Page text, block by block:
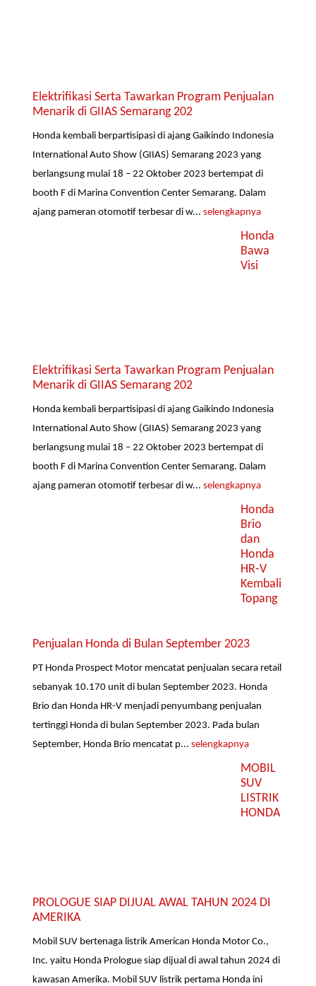
Elektrifikasi Serta Tawarkan Program Penjualan
Menarik di GIIAS Semarang 202
Honda kembali berpartisipasi di ajang Gaikindo Indonesia
International Auto Show (GIIAS) Semarang 2023 yang
berlangsung mulai 18 – 22 Oktober 2023 bertempat di
booth F di Marina Convention Center Semarang. Dalam
ajang pameran otomotif terbesar di w...selengkapnya
Honda
Bawa
Visi
Elektrifikasi Serta Tawarkan Program Penjualan
Menarik di GIIAS Semarang 202
Honda kembali berpartisipasi di ajang Gaikindo Indonesia
International Auto Show (GIIAS) Semarang 2023 yang
berlangsung mulai 18 – 22 Oktober 2023 bertempat di
booth F di Marina Convention Center Semarang. Dalam
ajang pameran otomotif terbesar di w...selengkapnya
Honda
Brio
dan
Honda
HR-V
Kembali
Topang
Penjualan Honda di Bulan September 2023
PT Honda Prospect Motor mencatat penjualan secara retail
sebanyak 10.170 unit di bulan September 2023. Honda
Brio dan Honda HR-V menjadi penyumbang penjualan
tertinggi Honda di bulan September 2023. Pada bulan
September, Honda Brio mencatat p...selengkapnya
MOBIL
SUV
LISTRIK
HONDA
PROLOGUE SIAP DIJUAL AWAL TAHUN 2024 DI
AMERIKA
Mobil SUV bertenaga listrik American Honda Motor Co.,
Inc. yaitu Honda Prologue siap dijual di awal tahun 2024 di
kawasan Amerika. Mobil SUV listrik pertama Honda ini